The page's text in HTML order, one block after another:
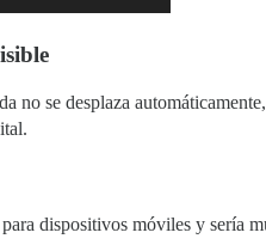
no se desplaza
dispositivos móviles y sería